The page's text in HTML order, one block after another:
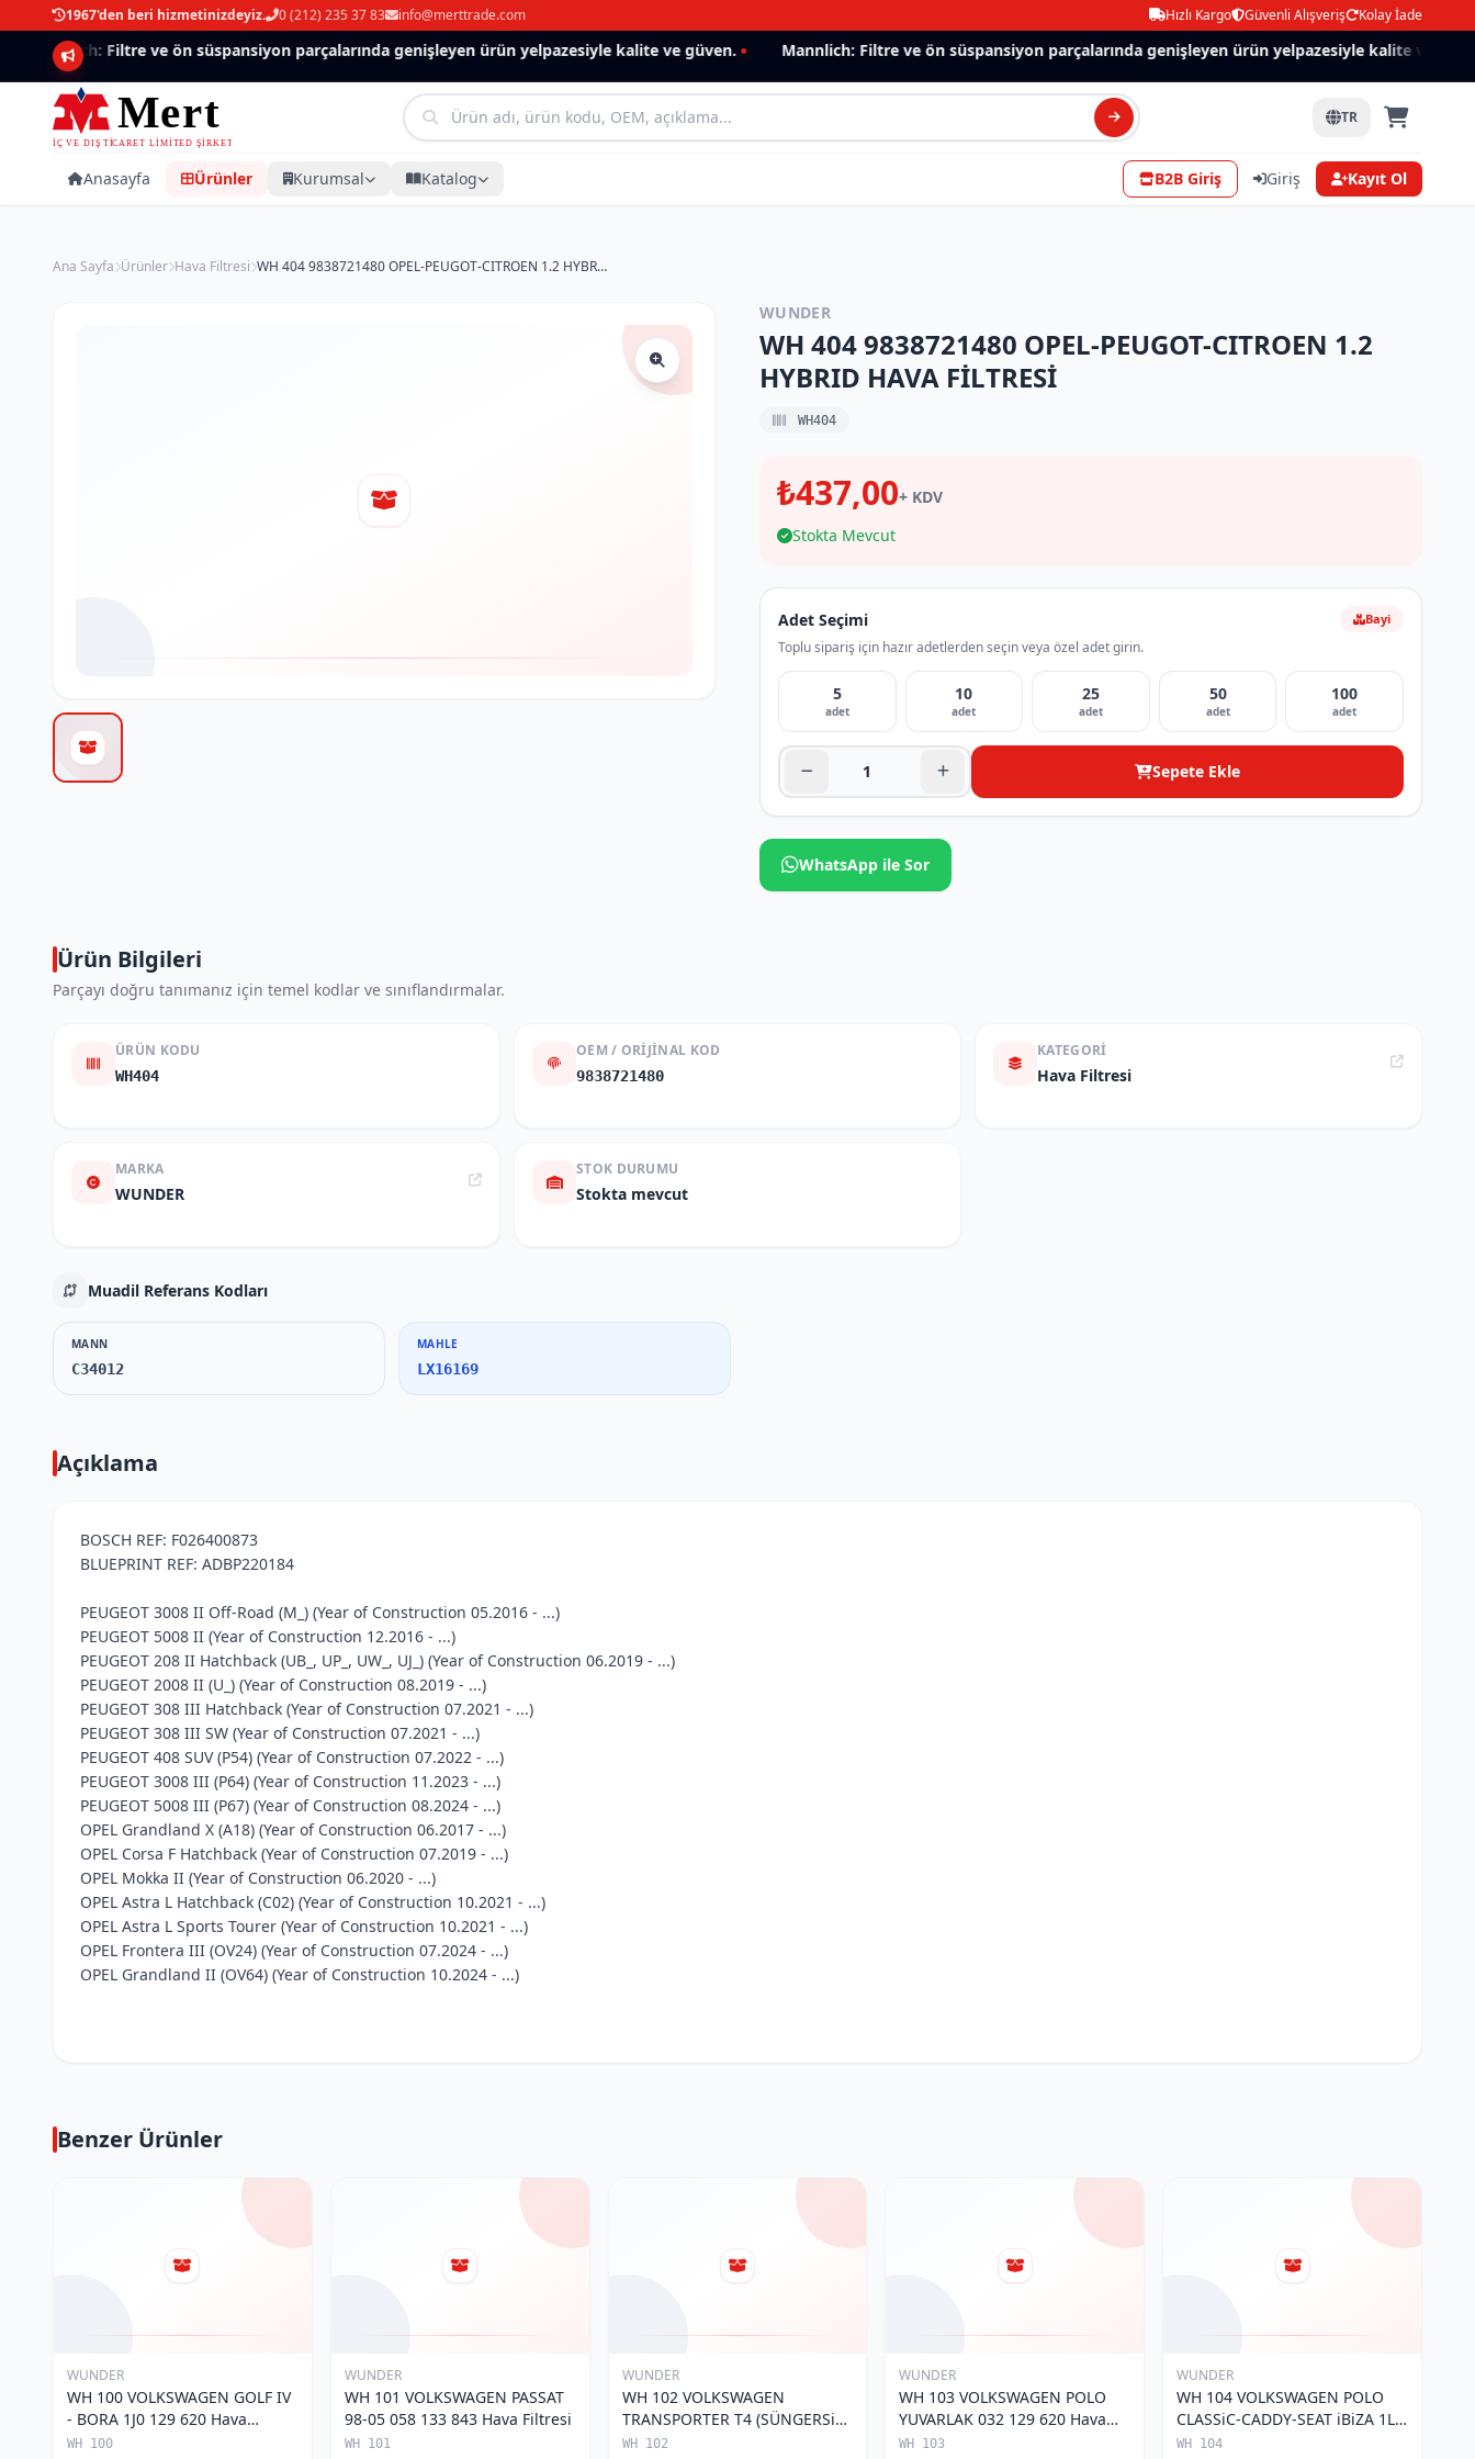
1967'den beri hizmetinizdeyiz. 0 (212) 235 37 83 info@merttrade.com Hızlı Kargo Güvenli Alışveriş Kolay İade
Mannlich: Filtre ve ön süspansiyon parçalarında genişleyen ürün yelpazesiyle kalite ve güven. Mannlich: Filtre ve ön süspansiyon parçalarında genişleyen ürün yelpazesiyle kalite ve güven.
TR
Anasayfa Ürünler Kurumsal Katalog B2B Giriş Giriş Kayıt Ol
Ana Sayfa Ürünler Hava Filtresi WH 404 9838721480 OPEL-PEUGOT-CITROEN 1.2 HYBRID HAVA FİLTRESİ
WUNDER
WH 404 9838721480 OPEL-PEUGOT-CITROEN 1.2
HYBRID HAVA FİLTRESİ
WH404
₺437,00+ KDV
Stokta Mevcut
Adet Seçimi
Toplu sipariş için hazır adetlerden seçin veya özel adet girin.
Bayi
5
adet
10
adet
25
adet
50
adet
100
adet
Sepete Ekle
WhatsApp ile Sor
Ürün Bilgileri
Parçayı doğru tanımanız için temel kodlar ve sınıflandırmalar.
ÜRÜN KODU
WH404
OEM / ORIJINAL KOD
9838721480
KATEGORI
Hava Filtresi
MARKA
WUNDER
STOK DURUMU
Stokta mevcut
Muadil Referans Kodları
MANN
C34012
MAHLE
LX16169
Açıklama
BOSCH REF: F026400873
BLUEPRINT REF: ADBP220184
PEUGEOT 3008 II Off-Road (M_) (Year of Construction 05.2016 - ...)
PEUGEOT 5008 II (Year of Construction 12.2016 - ...)
PEUGEOT 208 II Hatchback (UB_, UP_, UW_, UJ_) (Year of Construction 06.2019 - ...)
PEUGEOT 2008 II (U_) (Year of Construction 08.2019 - ...)
PEUGEOT 308 III Hatchback (Year of Construction 07.2021 - ...)
PEUGEOT 308 III SW (Year of Construction 07.2021 - ...)
PEUGEOT 408 SUV (P54) (Year of Construction 07.2022 - ...)
PEUGEOT 3008 III (P64) (Year of Construction 11.2023 - ...)
PEUGEOT 5008 III (P67) (Year of Construction 08.2024 - ...)
OPEL Grandland X (A18) (Year of Construction 06.2017 - ...)
OPEL Corsa F Hatchback (Year of Construction 07.2019 - ...)
OPEL Mokka II (Year of Construction 06.2020 - ...)
OPEL Astra L Hatchback (C02) (Year of Construction 10.2021 - ...)
OPEL Astra L Sports Tourer (Year of Construction 10.2021 - ...)
OPEL Frontera III (OV24) (Year of Construction 07.2024 - ...)
OPEL Grandland II (OV64) (Year of Construction 10.2024 - ...)
Benzer Ürünler
WUNDER
WH 100 VOLKSWAGEN GOLF IV
- BORA 1J0 129 620 Hava
Filtresi
WH 100
WUNDER
WH 101 VOLKSWAGEN PASSAT
98-05 058 133 843 Hava Filtresi
WH 101
WUNDER
WH 102 VOLKSWAGEN
TRANSPORTER T4 (SÜNGERSiZ)
074 129 620 Hava Filtresi
WH 102
WUNDER
WH 103 VOLKSWAGEN POLO
YUVARLAK 032 129 620 Hava
Filtresi
WH 103
WUNDER
WH 104 VOLKSWAGEN POLO
CLASSiC-CADDY-SEAT iBiZA 1L0
129 620 Hava Filtresi
WH 104